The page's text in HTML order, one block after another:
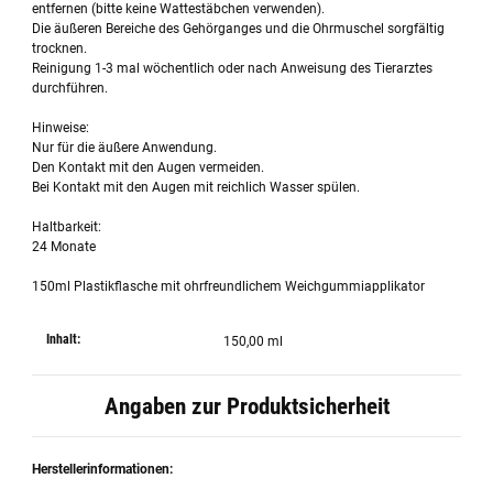
entfernen (bitte keine Wattestäbchen verwenden).
Die äußeren Bereiche des Gehörganges und die Ohrmuschel sorgfältig
trocknen.
Reinigung 1-3 mal wöchentlich oder nach Anweisung des Tierarztes
durchführen.
Hinweise:
Nur für die äußere Anwendung.
Den Kontakt mit den Augen vermeiden.
Bei Kontakt mit den Augen mit reichlich Wasser spülen.
Haltbarkeit:
24 Monate
150ml Plastikflasche mit ohrfreundlichem Weichgummiapplikator
Inhalt: 150,00 ml
Angaben zur Produktsicherheit
Herstellerinformationen: